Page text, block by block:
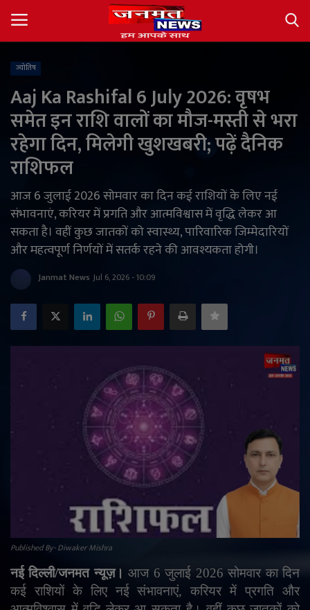
About
Contact
देश
अंतर्राष्ट्रीय
राज्य
खेल
राजनीति
टेक्नोलॉजी
ई-पेपर
ज्योतिष
Aaj Ka Rashifal 6 July 2026: वृषभ
समेत इन राशि वालों का मौज-मस्ती से भरा
रहेगा दिन, मिलेगी खुशखबरी; पढ़ें दैनिक
राशिफल
आज 6 जुलाई 2026 सोमवार का दिन कई राशियों के लिए नई
संभावनाएं, करियर में प्रगति और आत्मविश्वास में वृद्धि लेकर आ
सकता है। वहीं कुछ जातकों को स्वास्थ्य, पारिवारिक जिम्मेदारियों
और महत्वपूर्ण निर्णयों में सतर्क रहने की आवश्यकता होगी।
Janmat News Jul 6, 2026 - 10:09
Published By- Diwaker Mishra
नई दिल्ली/जनमत न्यूज़।आज 6 जुलाई 2026 सोमवार का दिन
कई राशियों के लिए नई संभावनाएं,करियर में प्रगति और